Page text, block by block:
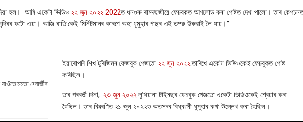
হল। আমি একেটা ভিডিও ২২ জুন ২০২২2022ত ধনগুৰু ৰামদছজীয়ে ফেচবকত আপলোড কৰা পোষ্টত দেখা পালো। তাৰ কেপচনত
মন্দিৰৰ ফটো এয়া। আজি ৰাতি কেই মিনিটমানৰ কাৰণে অহা ধুমুহাৰ পাছৰ এই তম্ৱু উৰুৱাই লৈ যায়।”
মমতা বেনাৰ্জীৰ
ইয়াৰোপৰি শিখ টুৰিজিমৰ ফেজবুক পেজতো ২২ জুন ২০২২.তাৰিখে একেটা ভিডিওকেই ফেচবুকত পোষ্ট
কৰিছিল।
তাৰ পৰবৰ্তী দিনা, ২৩ জুন ২০২২ লুধিয়ানা টাইমছৰ ফেচবুক পেজতো একেটা ভিডিওকেই শ্বেয়াৰ কৰা
হৈছিল। তাৰ বিৱৰণিত ২১ জুন ২০২২ত অতসৰৰ বিধ্বংসী ধুমুহাৰ কথা উল্লেখ কৰা হৈছিল।